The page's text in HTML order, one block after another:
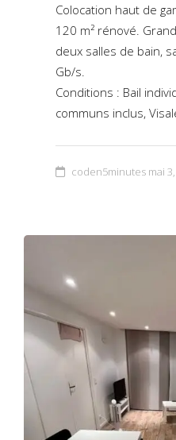
Colocation haut de
120 m² rénové.
deux salles de bain,
Gb/s.
Conditions : Bail
communs inclus,
coden5minutes mai